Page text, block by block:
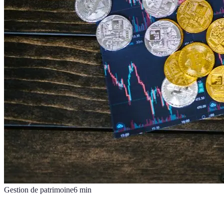
Gestion de patrimoine6 min